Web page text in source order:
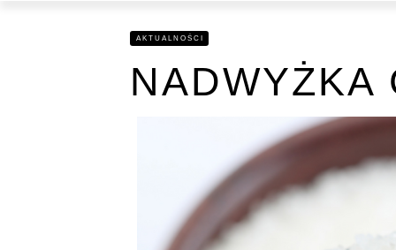
AKTUALNOŚCI
NADWYŻKA